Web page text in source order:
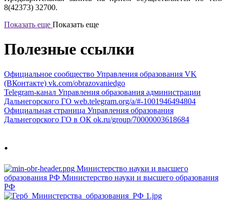
8(42373) 32700.
Показать еще Показать еще
Полезные ссылки
Официальное сообщество Управления образования VK
(ВКонтакте) vk.com/obrazovaniedgo
Telegram-канал Управления образования администрации
Дальнегорского ГО web.telegram.org/a/#-1001946494804
Официальная страница Управления образования
Дальнегорского ГО в ОК ok.ru/group/70000003618684
.
Министерство науки и высшего
образования РФ Министерство науки и высшего образования
РФ